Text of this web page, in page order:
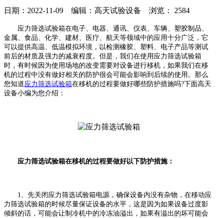
日期：2022-11-09 编辑：高天试验设备 浏览： 2584
应力筛选试验箱在电子、电器、通讯、仪表、车辆、塑胶制品、
金属、食品、化学、建材、医疗、航天等领域中的应用十分广泛，它
可以提供高温、低温模拟环境，以检测橡胶、塑料、电子产品等测试
前后的材质及强力的减衰程度。但是，我们在使用应力筛选试验箱
时，有时候因为使用场地的改变需要对设备进行移机，如果我们在移
机的过程中没有做好相关的防护很会可能会影响到后续的使用。那么
您知道应力筛选试验箱在移机的过程要做好哪些防护措施吗?下面高天
设备小编为您介绍：
应力筛选试验箱在移机的过程要做好以下防护措施：
1、先关闭应力筛选试验箱电源，确保设备内没有杂物，在移动应
力筛选试验箱的时候尽量保证设备的水平，这是因为如果设备过度影
倾斜的话，可能会让制冷机中的冷冻油溢出，如果有溢出的坏可能会